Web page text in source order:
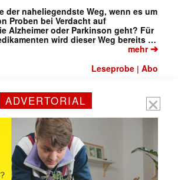
der naheliegendste Weg, wenn es um
Proben bei Verdacht auf
Alzheimer oder Parkinson geht? Für
wird dieser Weg bereits …
mehr➔
Leseprobe |Abo
ADVERTORIAL